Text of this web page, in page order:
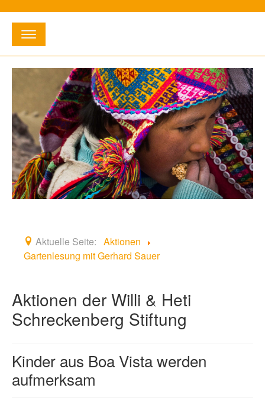
...
E-Mail:info@willihetischreckenbergstiftung.de•
Telefon:02363 - 3 12 16
Startseite
Entstehung
Aktionen
Artikel
Aktuelle Seite: Aktionen
Gartenlesung mit Gerhard Sauer
Aktionen der Willi & Heti
Schreckenberg Stiftung
Kinder aus Boa Vista werden
aufmerksam